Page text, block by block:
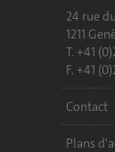
24 rue
1211
T. +41
F. +41
Contact
Plans